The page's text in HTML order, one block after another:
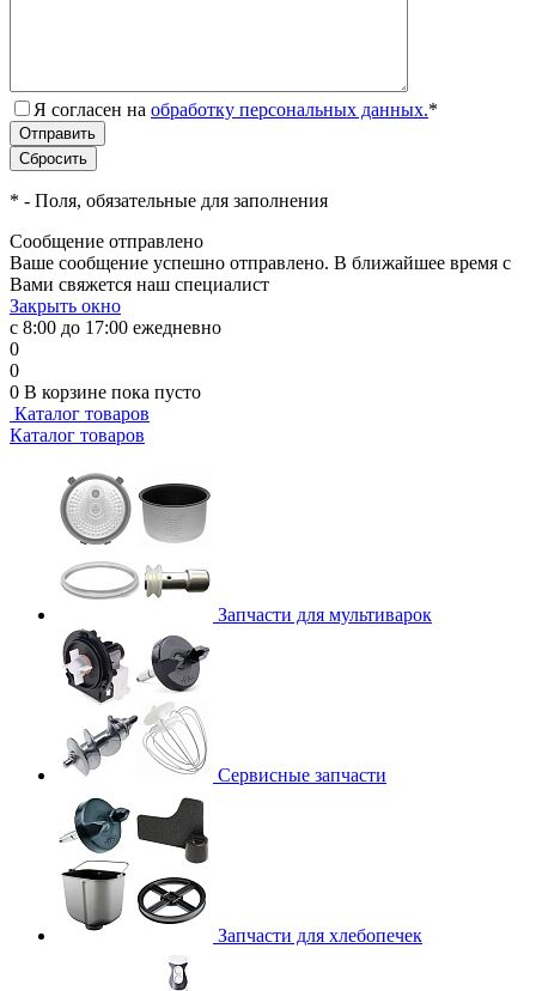
Я согласен на обработку персональных данных.*
* - Поля, обязательные для заполнения
Сообщение отправлено
Ваше сообщение успешно отправлено. В ближайшее время с
Вами свяжется наш специалист
Закрыть окно
с 8:00 до 17:00 ежедневно
0
0
0 В корзине пока пусто
Каталог товаров
Каталог товаров
Запчасти для мультиварок
Сервисные запчасти
Запчасти для хлебопечек